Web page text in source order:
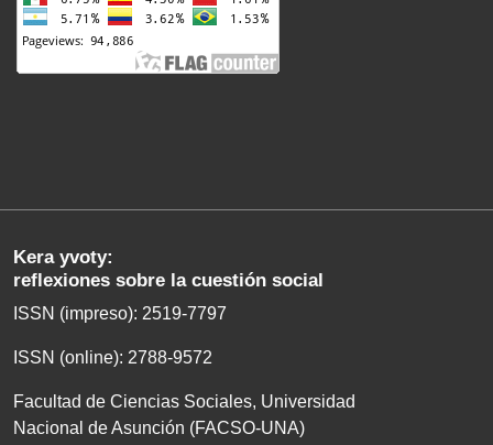
Kera yvoty:
reflexiones sobre la cuestión social
ISSN (impreso): 2519-7797
ISSN (online): 2788-9572
Facultad de Ciencias Sociales, Universidad
Nacional de Asunción (FACSO-UNA)